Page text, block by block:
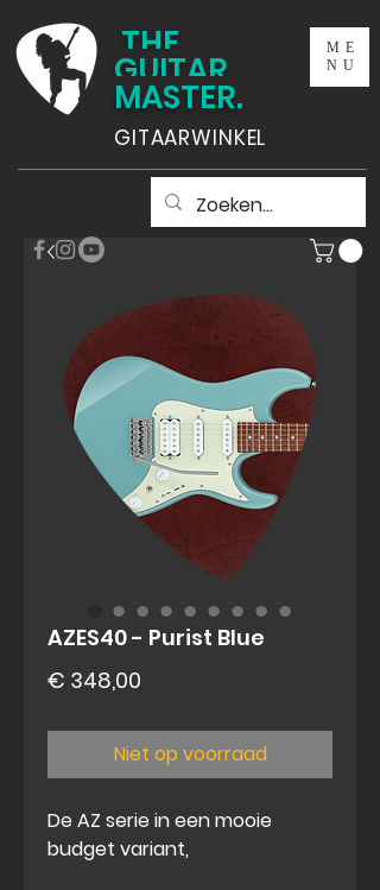
THE
GUITAR
MASTER.
GITAARWINKEL
ME
NU
AZES40 - Purist Blue
€ 348,00
Niet op voorraad
De AZ serie in een mooie
budget variant,